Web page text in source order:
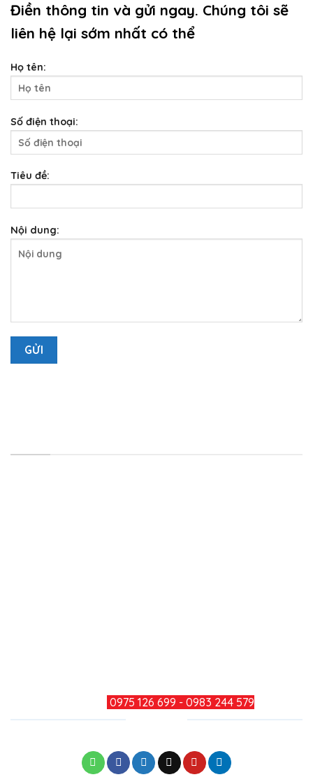
Điền thông tin và gửi ngay. Chúng tôi sẽ
liên hệ lại sớm nhất có thể
Họ tên:
Số điện thoại:
Tiêu đề:
Nội dung:
0975 126 699 - 0983 244 579